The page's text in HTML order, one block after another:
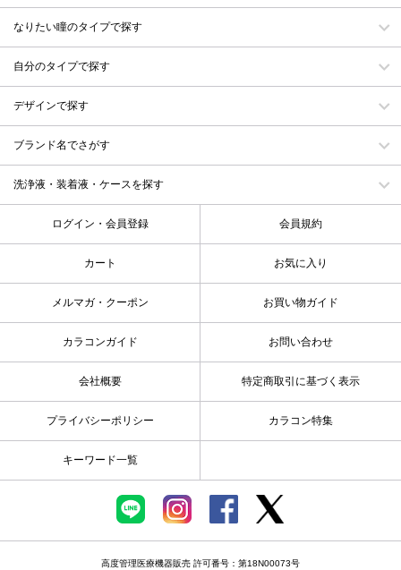
なりたい瞳のタイプで探す
自分のタイプで探す
デザインで探す
ブランド名でさがす
洗浄液・装着液・ケースを探す
ログイン・会員登録 会員規約
カート お気に入り
メルマガ・クーポン お買い物ガイド
カラコンガイド お問い合わせ
会社概要 特定商取引に基づく表示
プライバシーポリシー カラコン特集
キーワード一覧
高度管理医療機器販売 許可番号：第18N00073号